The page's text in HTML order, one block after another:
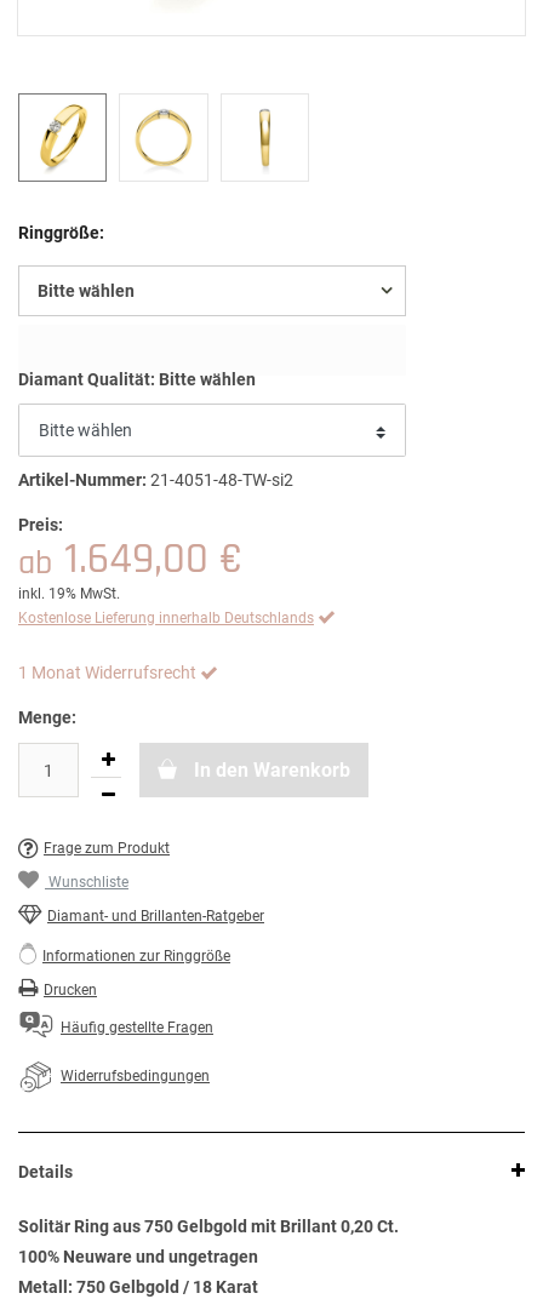
Ringgröße:
Bitte wählen
Diamant Qualität: Bitte wählen
Artikel-Nummer: 21-4051-48-TW-si2
Preis:
ab 1.649,00 €
inkl. 19% MwSt.
Kostenlose Lieferung innerhalb Deutschlands
1 Monat Widerrufsrecht
Menge:
In den Warenkorb
Frage zum Produkt
Wunschliste
Diamant- und Brillanten-Ratgeber
Informationen zur Ringgröße
Drucken
Häufig gestellte Fragen
Widerrufsbedingungen
Details
Solitär Ring aus 750 Gelbgold mit Brillant 0,20 Ct.
100% Neuware und ungetragen
Metall: 750 Gelbgold / 18 Karat